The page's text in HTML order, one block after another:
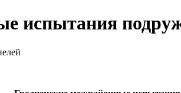
испытания